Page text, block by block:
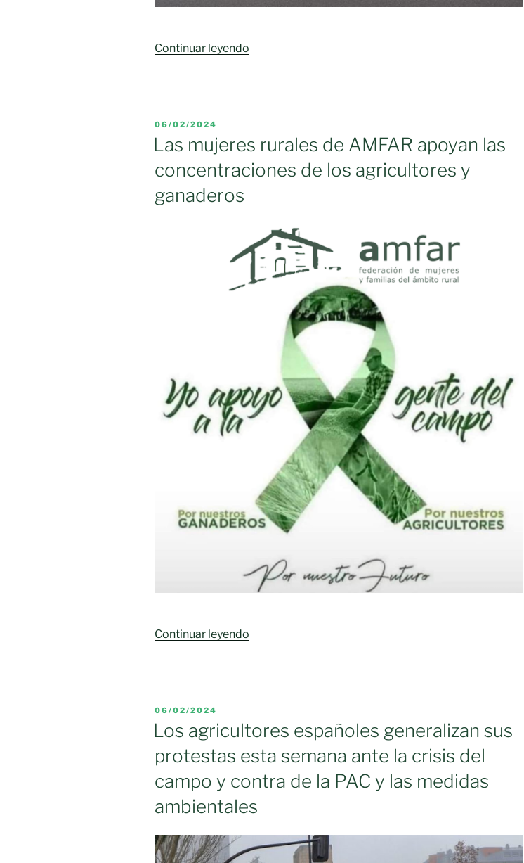
Continuar leyendo
y
toman
PUBLICADO
EL
06/02/2024
Las mujeres rurales de AMFAR apoyan las
concentraciones de los agricultores y
ganaderos
Continuar leyendo
las
concentraciones
los
agricultores
ganaderos»
PUBLICADO
EL
06/02/2024
Los agricultores españoles generalizan sus
protestas esta semana ante la crisis del
campo y contra de la PAC y las medidas
ambientales